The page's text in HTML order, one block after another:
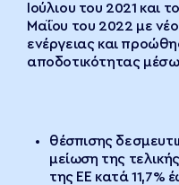
Ιούλιου του 2021 και
Μαΐου του 2022 με
ενέργειας και
αποδοτικότητας
θέσπισης
μείωση της
της ΕΕ κατά 11,7%